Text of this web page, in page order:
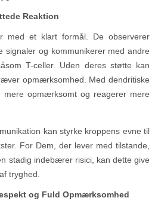
Reaktion
med et klart formål. De observerer
signaler og kommunikerer med andre
T-celler. Uden deres støtte kan
opmærksomhed. Med dendritiske
mere opmærksomt og reagerer mere
kan styrke kroppens evne til
For Dem, der lever med tilstande,
stadig indebærer risici, kan dette give
tryghed.
og Fuld Opmærksomhed